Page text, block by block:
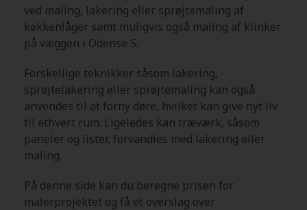
ved maling, lakering eller sprøjtemaling af
køkkenlåger samt muligvis også maling af klinker
på væggen i Odense S.
Forskellige teknikker såsom lakering,
sprøjtelakering eller sprøjtemaling kan også
anvendes til at forny døre, hvilket kan give nyt liv
til ethvert rum. Ligeledes kan træværk, såsom
paneler og lister, forvandles med lakering eller
maling.
På denne side kan du beregne prisen for
malerprojektet og få et overslag over